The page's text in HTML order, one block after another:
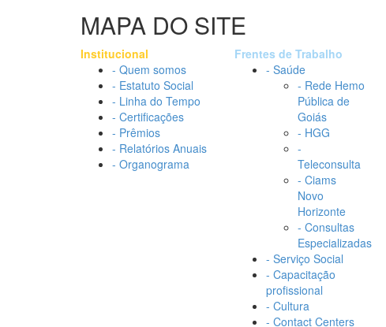
MAPA DO SITE
Institucional
- Quem somos
- Estatuto Social
- Linha do Tempo
- Certificações
- Prêmios
- Relatórios Anuais
- Organograma
Frentes de Trabalho
- Saúde
- Rede Hemo
Pública de
Goiás
- HGG
-
Teleconsulta
- Ciams
Novo
Horizonte
- Consultas
Especializadas
- Serviço Social
- Capacitação
profissional
- Cultura
- Contact Centers